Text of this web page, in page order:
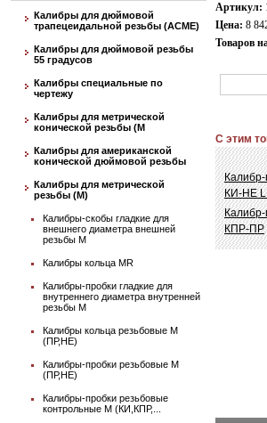
Калибры для дюймовой
трапецеидальной резьбы (АСМЕ)
Калибры для дюймовой резьбы
55 градусов
Калибры специальные по
чертежу
Калибры для метрической
конической резьбы (М
Калибры для американской
конической дюймовой резьбы
Калибры для метрической
резьбы (М)
Калибры-скобы гладкие для
внешнего диаметра внешней
резьбы М
Калибры кольца MR
Калибры-пробки гладкие для
внутреннего диаметра внутренней
резьбы М
Калибры кольца резьбовые М
(ПР,НЕ)
Калибры-пробки резьбовые М
(ПР,НЕ)
Калибры-пробки резьбовые
контрольные М (КИ,КПР,...
Артикул:
Цена: 8
Товаров
С этим
КИ-НЕ
КПР-ПР